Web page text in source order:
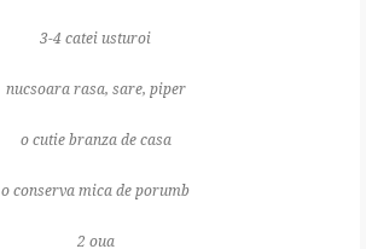
3-4 catei usturoi
nucsoara rasa, sare, piper
o cutie branza de casa
o conserva mica de porumb
2 oua